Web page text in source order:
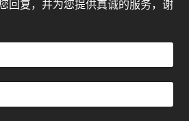
回复，并为您提供真诚的服务，谢